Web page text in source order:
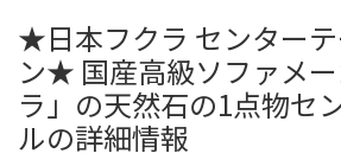
★日本フクラ センター
ン★ 国産高級ソファメ
ラ」の天然石の1点物セ
ルの詳細情報